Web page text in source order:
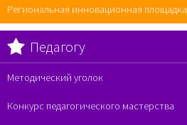
Региональная инновационная площадка
Педагогу
Методический уголок
Конкурс педагогического мастерства